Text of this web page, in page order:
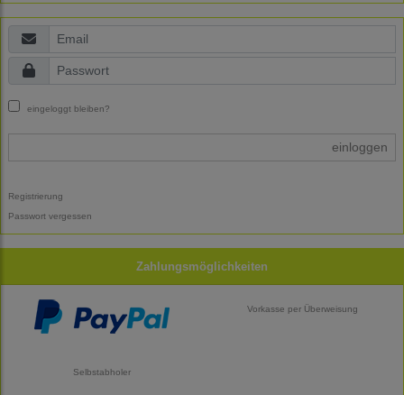
eingeloggt bleiben?
einloggen
Registrierung
Passwort vergessen
Zahlungsmöglichkeiten
Vorkasse per Überweisung
Selbstabholer